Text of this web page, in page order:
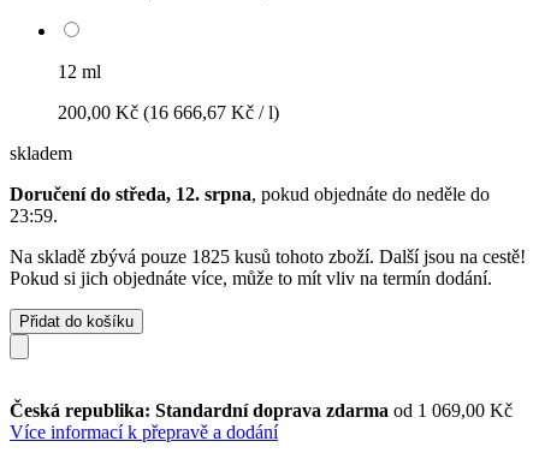
12 ml
200,00 Kč (16 666,67 Kč / l)
skladem
Doručení do středa, 12. srpna, pokud objednáte do neděle do
23:59.
Na skladě zbývá pouze 1825 kusů tohoto zboží. Další jsou na cestě!
Pokud si jich objednáte více, může to mít vliv na termín dodání.
Přidat do košíku
Česká republika: Standardní doprava zdarma od 1 069,00 Kč
Více informací k přepravě a dodání